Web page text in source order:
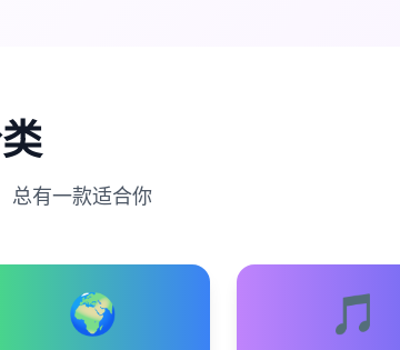
总有一款适合你
🌍 🎵